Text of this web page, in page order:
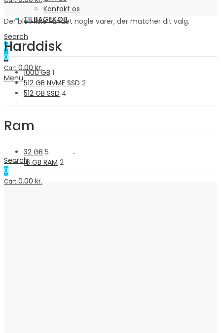
Kontakt os
TILBAGEKØB
Search
0
0
Cart 0.00kr.
Menu
Search
0
Cart 0.00 kr.
Der blev ikke fundet nogle varer, der matcher dit valg.
Harddisk
1000 GB 1
512 GB NVME SSD 2
512 GB SSD 4
Ram
32 GB 5
16 GB RAM 2